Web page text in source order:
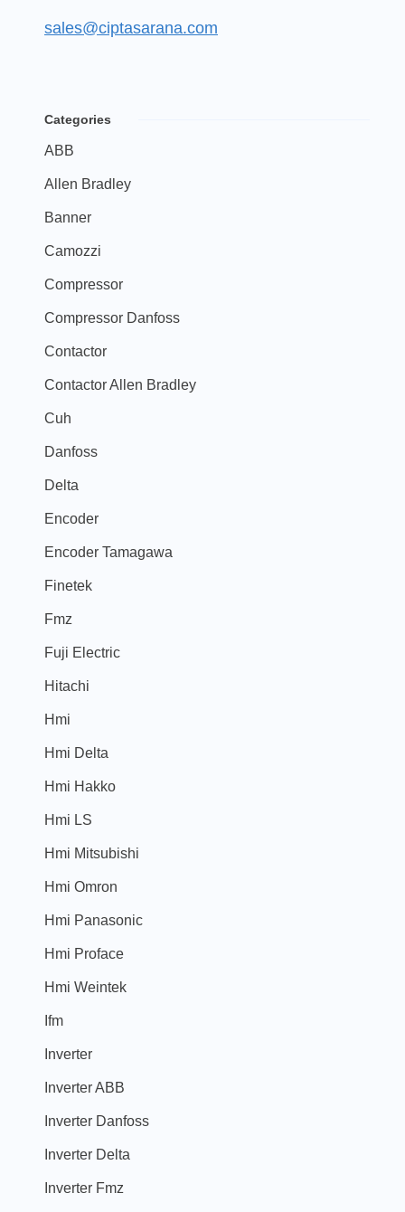
sales@ciptasarana.com
Categories
ABB
Allen Bradley
Banner
Camozzi
Compressor
Compressor Danfoss
Contactor
Contactor Allen Bradley
Cuh
Danfoss
Delta
Encoder
Encoder Tamagawa
Finetek
Fmz
Fuji Electric
Hitachi
Hmi
Hmi Delta
Hmi Hakko
Hmi LS
Hmi Mitsubishi
Hmi Omron
Hmi Panasonic
Hmi Proface
Hmi Weintek
Ifm
Inverter
Inverter ABB
Inverter Danfoss
Inverter Delta
Inverter Fmz